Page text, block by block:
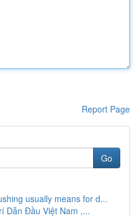
Report Page
Go
usually means for d...
Dẫn Đầu Việt Nam ,...